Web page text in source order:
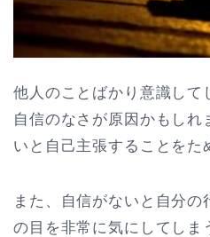
他人のことばかり意識して
自信のなさが原因かもしれ
いと自己主張することをた
また、自信がないと自分の
の目を非常に気にしてしま